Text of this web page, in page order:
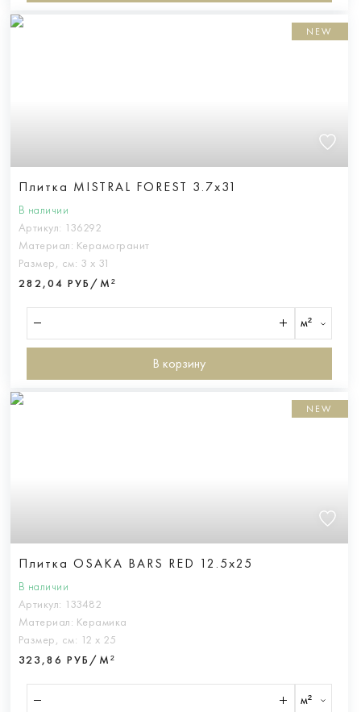
NEW
Плитка MISTRAL FOREST 3.7x31
В наличии
Артикул: 136292
Материал: Керамогранит
Размер, см: 3 х 31
282,04 РУБ/М²
м²
В корзину
NEW
Плитка OSAKA BARS RED 12.5x25
В наличии
Артикул: 133482
Материал: Керамика
Размер, см: 12 х 25
323,86 РУБ/М²
м²